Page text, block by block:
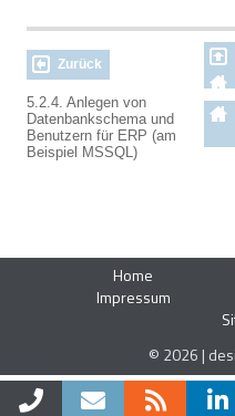
Zurück
5.2.4. Anlegen von
Datenbankschema und
Benutzern für ERP (am
Beispiel MSSQL)
Home
Impressum
© 2026 |